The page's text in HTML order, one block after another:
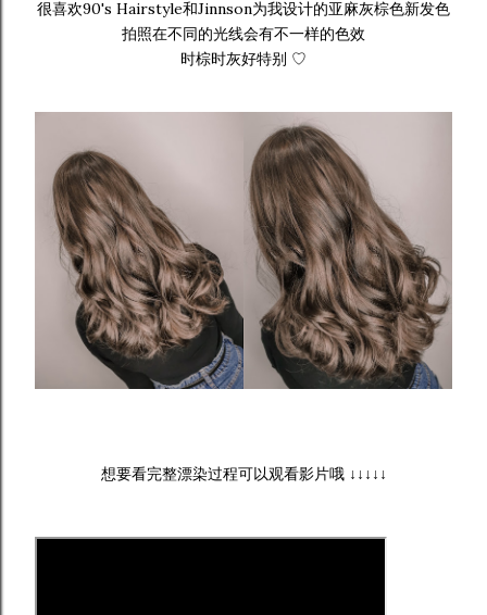
很喜欢90's Hairstyle和Jinnson为我设计的亚麻灰棕色新发色
拍照在不同的光线会有不一样的色效
时棕时灰好特别 ♡
想要看完整漂染过程可以观看影片哦 ↓↓↓↓↓